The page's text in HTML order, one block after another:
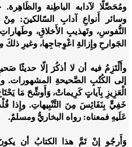
ومُحَصِّلًا لآدابه الباطِنة
وسائر أَنواعِ آدابِ السّالكينَ:
النُّفوسِ، وتَهذيبِ الأَخلاقِ،
الجَوارحِ وإِزالةِ اعْوِجاجِها، وغيرِ
وأَلْتَزِمُ فيه أن لا أذكُرَ إلّا حديثًا
إلى الكُتُبِ الصَّحيحةِ المشهورات.
الْعَزِيزِ بِآياتٍ كَرِيماتْ، وَأَوشِّحَ مَا
خَفِيٍّ بِنَفَائِسَ مِنَ التَّنْبِيهاتِ.
عَلَيهِ فمعناه: رواه البخاريُّ ومسلمٌ.
وَأَرجُو إنْ تَمَّ هذا الكتابُ أن